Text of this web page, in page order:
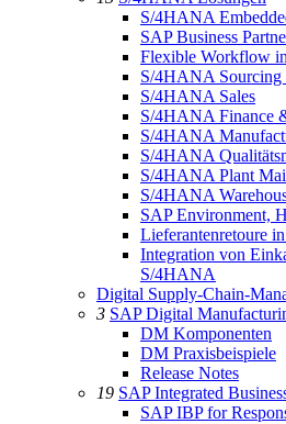
S/4HANA
SAP Business
Flexible Workflow
S/4HANA Sourcing
S/4HANA Sales
S/4HANA Finance
S/4HANA
S/4HANA
S/4HANA Plant
S/4HANA
SAP Environment,
Lieferantenretoure
Integration von
S/4HANA
Digital Supply-Chain-
3 SAP Digital
DM Komponenten
DM Praxisbeispiele
Release Notes
19 SAP Integrated
SAP IBP for